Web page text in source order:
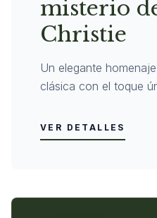
misterio
Christie
Un elegante
clásica con el toque
VER DETALLES